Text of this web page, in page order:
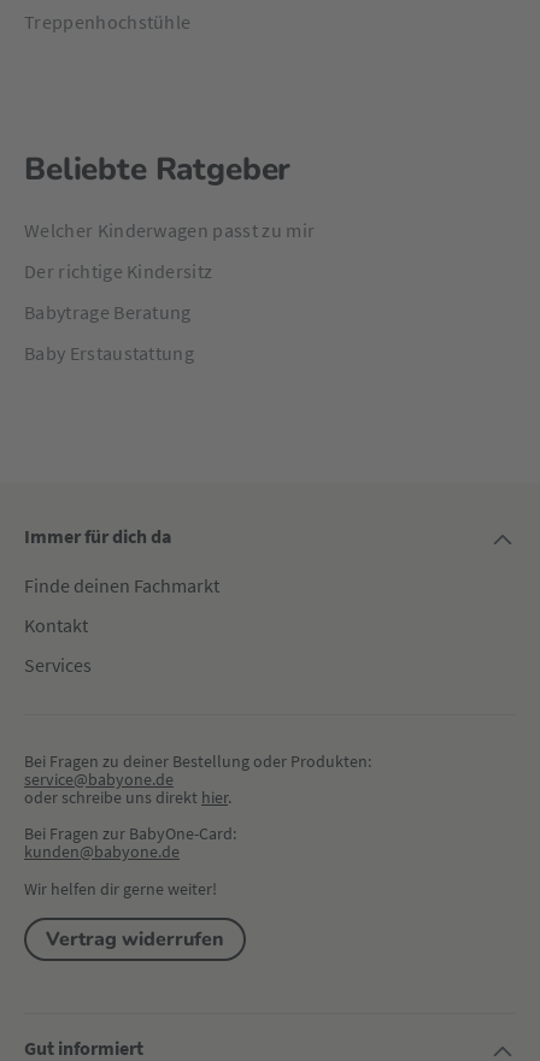
Treppenhochstühle
Beliebte Ratgeber
Welcher Kinderwagen passt zu mir
Der richtige Kindersitz
Babytrage Beratung
Baby Erstaustattung
Immer für dich da
Finde deinen Fachmarkt
Kontakt
Services
Bei Fragen zu deiner Bestellung oder Produkten:
service@babyone.de
oder schreibe uns direkt hier.
Bei Fragen zur BabyOne-Card:
kunden@babyone.de
Wir helfen dir gerne weiter!
Vertrag widerrufen
Gut informiert